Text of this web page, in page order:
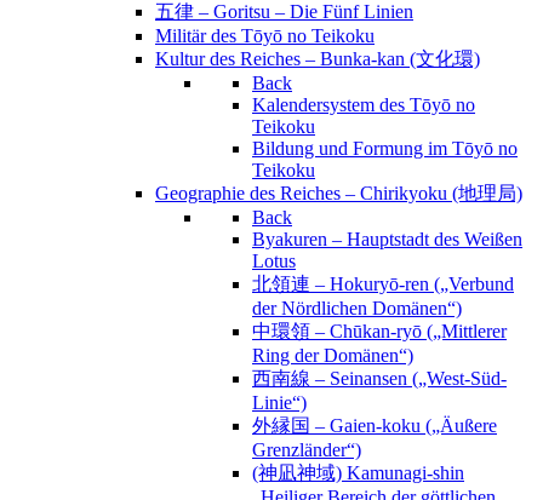
五律 – Goritsu – Die Fünf Linien
Militär des Tōyō no Teikoku
Kultur des Reiches – Bunka-kan (文化環)
Back
Kalendersystem des Tōyō no
Teikoku
Bildung und Formung im Tōyō no
Teikoku
Geographie des Reiches – Chirikyoku (地理局)
Back
Byakuren – Hauptstadt des Weißen
Lotus
北領連 – Hokuryō-ren („Verbund
der Nördlichen Domänen“)
中環領 – Chūkan-ryō („Mittlerer
Ring der Domänen“)
西南線 – Seinansen („West-Süd-
Linie“)
外縁国 – Gaien-koku („Äußere
Grenzländer“)
(神凪神域) Kamunagi-shin